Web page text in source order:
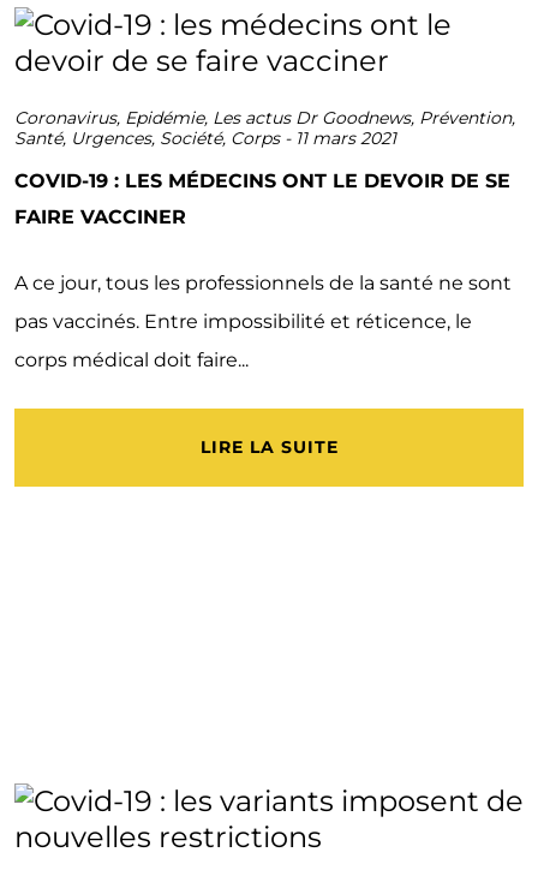
Coronavirus, Epidémie, Les actus Dr Goodnews, Prévention,
Santé, Urgences, Société, Corps- 11 mars 2021
COVID-19 : LES MÉDECINS ONT LE DEVOIR DE SE
FAIRE VACCINER
A ce jour, tous les professionnels de la santé ne sont
pas vaccinés. Entre impossibilité et réticence, le
corps médical doit faire...
LIRE LA SUITE